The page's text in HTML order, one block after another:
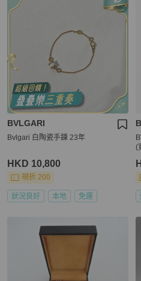
BVLGARI
Bvlgari 白陶瓷手鍊 23年
HKD 10,800
現折 200
狀況良好 本地 免運
(